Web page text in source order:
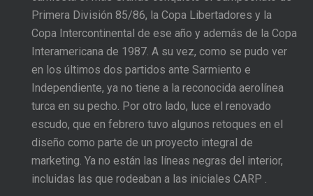
Primera División 85/86, la Copa Libertadores y la
Copa Intercontinental de ese año y además de la Copa
Interamericana de 1987. A su vez, como se pudo ver
en los últimos dos partidos ante Sarmiento e
Independiente, ya no tiene a la reconocida aerolínea
turca en su pecho. Por otro lado, luce el renovado
escudo, que en febrero tuvo algunos retoques en el
diseño como parte de un proyecto integral de
marketing. Ya no están las líneas negras del interior,
incluidas las que rodeaban a las iniciales CARP .